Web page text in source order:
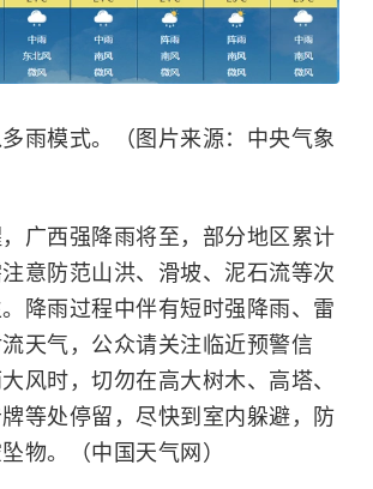
雨模式。（图片来源：中央气象
广西强降雨将至，部分地区累计
意防范山洪、 滑坡、泥石流等次
降雨过程中伴有短时强降雨、雷
天气，公众请关注临近预警信
风时，切勿在高大树木、高塔、
等处停留，尽快到室内躲避，防
物。（中国天气网）